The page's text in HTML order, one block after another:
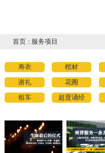
首页 :: 服务项目
寿衣 棺材
谢礼 花圈
租车 超度诵经